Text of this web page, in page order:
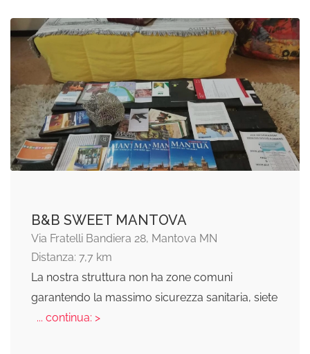
B&B SWEET MANTOVA
Via Fratelli Bandiera 28, Mantova MN
Distanza: 7,7 km
La nostra struttura non ha zone comuni
garantendo la massimo sicurezza sanitaria, siete
... continua: >